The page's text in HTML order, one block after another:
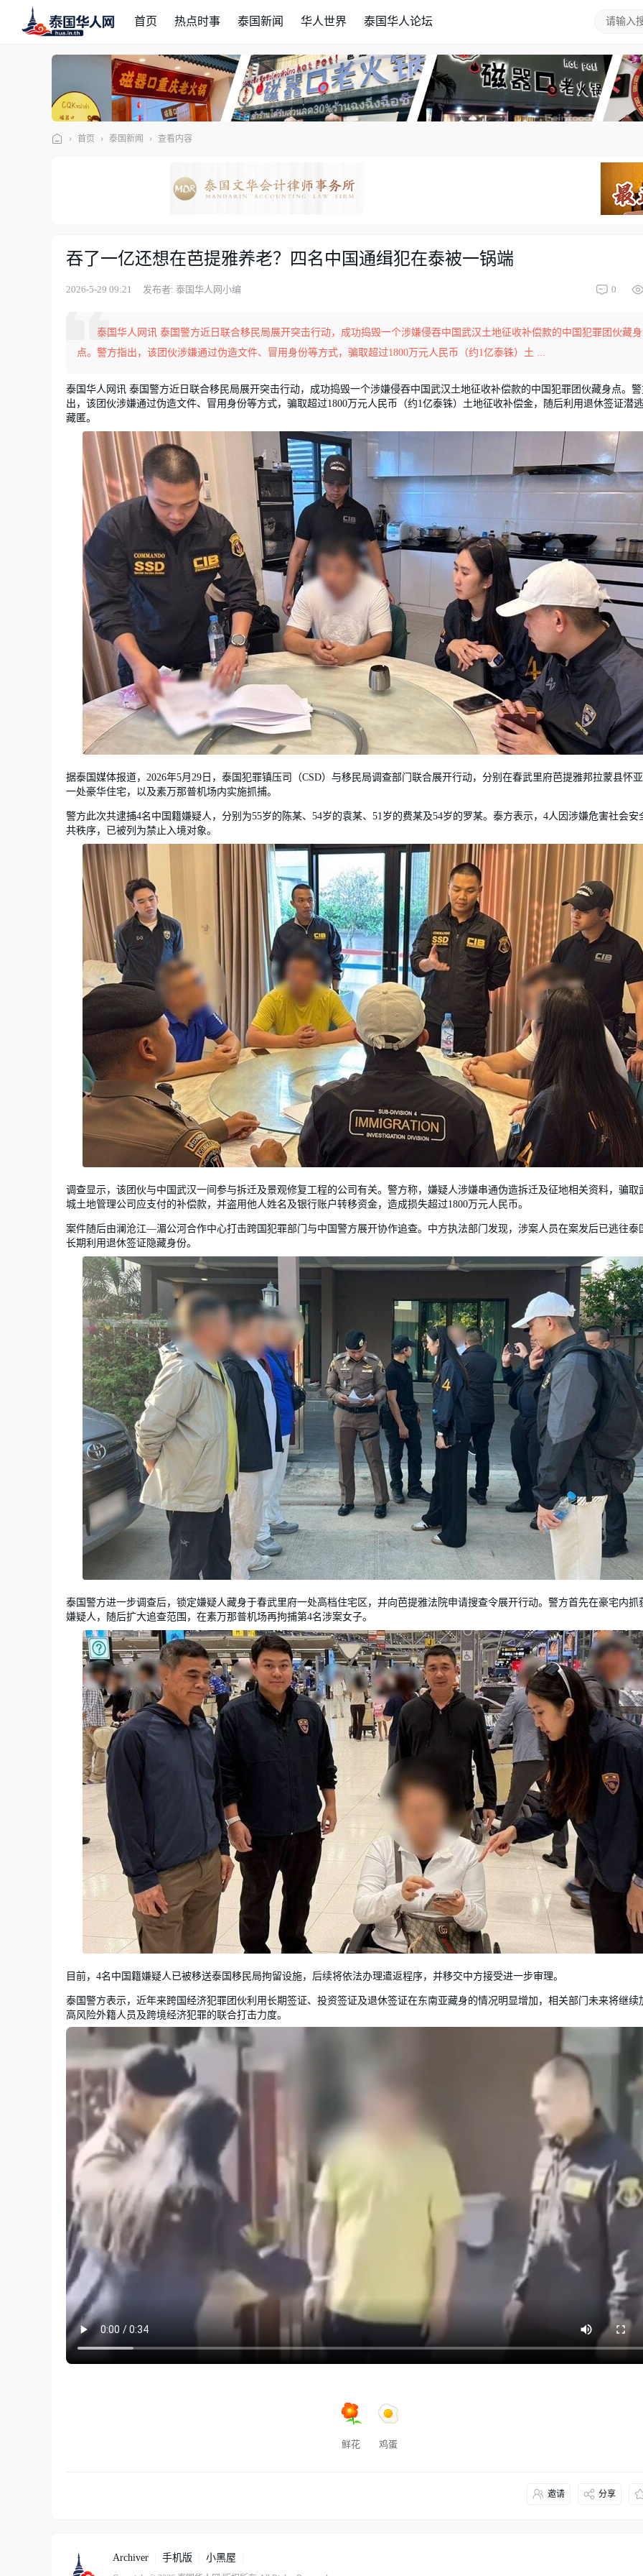
首页 热点时事 泰国新闻 华人世界 泰国华人论坛
› 首页 › 泰国新闻 › 查看内容
吞了一亿还想在芭提雅养老？四名中国通缉犯在泰被一锅端
0
2026-5-29 09:21 发布者: 泰国华人网小编
泰国华人网讯 泰国警方近日联合移民局展开突击行动，成功捣毁一个涉嫌侵吞中国武汉土地征收补偿款的中国犯罪团伙藏身
点。警方指出，该团伙涉嫌通过伪造文件、冒用身份等方式，骗取超过1800万元人民币（约1亿泰铢）土 ...
泰国华人网讯 泰国警方近日联合移民局展开突击行动，成功捣毁一个涉嫌侵吞中国武汉土地征收补偿款的中国犯罪团伙藏身点。
出，该团伙涉嫌通过伪造文件、冒用身份等方式，骗取超过1800万元人民币（约1亿泰铢）土地征收补偿金，随后利用退休签证潜
藏匿。
据泰国媒体报道，2026年5月29日，泰国犯罪镇压司（CSD）与移民局调查部门联合展开行动，分别在春武里府芭提雅邦拉蒙县怀
一处豪华住宅，以及素万那普机场内实施抓捕。
警方此次共逮捕4名中国籍嫌疑人，分别为55岁的陈某、54岁的袁某、51岁的费某及54岁的罗某。泰方表示，4人因涉嫌危害社会安
共秩序，已被列为禁止入境对象。
调查显示，该团伙与中国武汉一间参与拆迁及景观修复工程的公司有关。警方称，嫌疑人涉嫌串通伪造拆迁及征地相关资料，骗取
城土地管理公司应支付的补偿款，并盗用他人姓名及银行账户转移资金，造成损失超过1800万元人民币。
案件随后由澜沧江—湄公河合作中心打击跨国犯罪部门与中国警方展开协作追查。中方执法部门发现，涉案人员在案发后已逃往泰
长期利用退休签证隐藏身份。
泰国警方进一步调查后，锁定嫌疑人藏身于春武里府一处高档住宅区，并向芭提雅法院申请搜查令展开行动。警方首先在豪宅内抓
嫌疑人，随后扩大追查范围，在素万那普机场再拘捕第4名涉案女子。
目前，4名中国籍嫌疑人已被移送泰国移民局拘留设施，后续将依法办理遣返程序，并移交中方接受进一步审理。
泰国警方表示，近年来跨国经济犯罪团伙利用长期签证、投资签证及退休签证在东南亚藏身的情况明显增加，相关部门未来将继续
高风险外籍人员及跨境经济犯罪的联合打击力度。
鲜花 鸡蛋
分享
邀请
Archiver 手机版 小黑屋